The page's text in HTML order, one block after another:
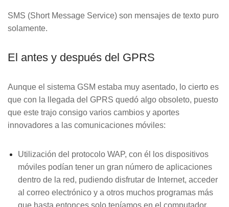
MOVIMIENTO
DETECTOR DE HUMO
CENTRAL DE ALARMAS
SMS (Short Message Service) son mensajes de texto puro
solamente.
El antes y después del GPRS
Aunque el sistema GSM estaba muy asentado, lo cierto es
que con la llegada del GPRS quedó algo obsoleto, puesto
que este trajo consigo varios cambios y aportes
innovadores a las comunicaciones móviles:
Utilización del protocolo WAP, con él los dispositivos
móviles podían tener un gran número de aplicaciones
dentro de la red, pudiendo disfrutar de Internet, acceder
al correo electrónico y a otros muchos programas más
que hasta entonces solo teníamos en el computador.